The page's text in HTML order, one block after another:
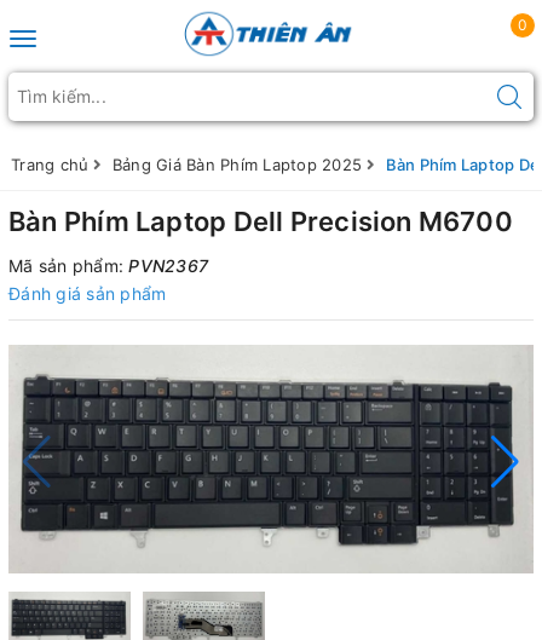
Toggle navigation
0
Trang chủ Bảng Giá Bàn Phím Laptop 2025 Bàn Phím Laptop
Bàn Phím Laptop Dell Precision M6700
Mã sản phẩm:PVN2367
Đánh giá sản phẩm